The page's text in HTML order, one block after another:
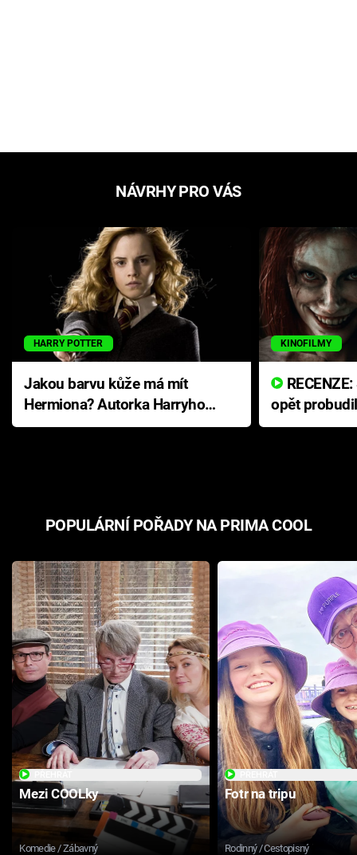
NÁVRHY PRO VÁS
HARRY POTTER
Jakou barvu kůže má mít
Hermiona? Autorka Harryho
Pottera přišla s ráznou
KINOFILMY
opět
přichází s
POPULÁRNÍ POŘADY NA PRIMA COOL
Mezi COOLky
Komedie / Zábavný
Fotr na tripu
Rodinný / Cestopisný